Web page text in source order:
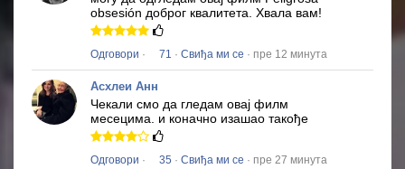
obsesión доброг квалитета. Хвала вам!
Одговори · 71 · Свиђа ми се · пре 12 минута
Асхлеи Анн
Чекали смо да гледам овај филм
месецима. и коначно изашао такође
Одговори · 35 · Свиђа ми се · пре 27 минута